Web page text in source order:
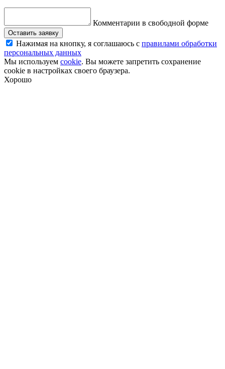
Комментарии в свободной форме
Оставить заявку
Нажимая на кнопку, я соглашаюсь с правилами обработки
персональных данных
Мы используем cookie. Вы можете запретить сохранение
cookie в настройках своего браузера.
Хорошо